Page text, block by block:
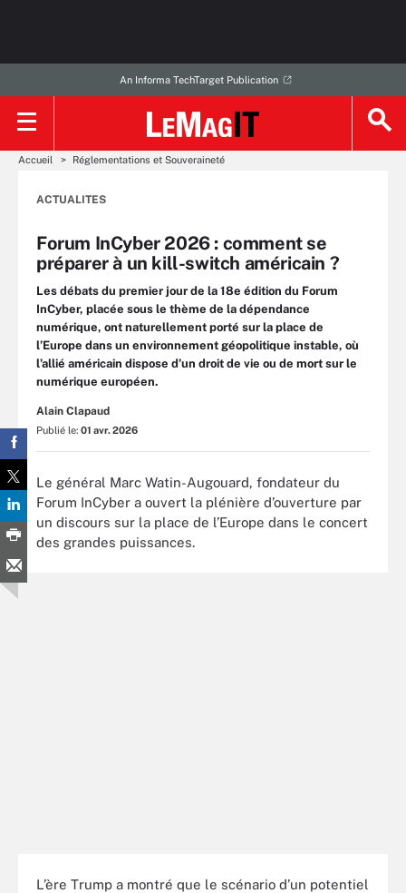
An Informa TechTarget Publication
Accueil Réglementations et Souveraineté
ACTUALITES
Forum InCyber 2026 : comment se
préparer à un kill-switch américain ?
Les débats du premier jour de la 18e édition du Forum
InCyber, placée sous le thème de la dépendance
numérique, ont naturellement porté sur la place de
l’Europe dans un environnement géopolitique instable, où
l’allié américain dispose d’un droit de vie ou de mort sur le
numérique européen.
Alain Clapaud
Publié le: 01 avr. 2026
Le général Marc Watin-Augouard, fondateur du
Forum InCyber a ouvert la plénière d’ouverture par
un discours sur la place de l’Europe dans le concert
des grandes puissances.
L’ère Trump a montré que le scénario d’un potentiel